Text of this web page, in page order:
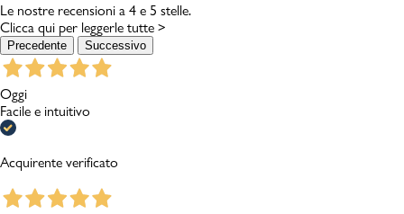
Le nostre recensioni a 4 e 5 stelle.
Clicca qui per leggerle tutte >
Precedente Successivo
Oggi
Facile e intuitivo
Acquirente verificato